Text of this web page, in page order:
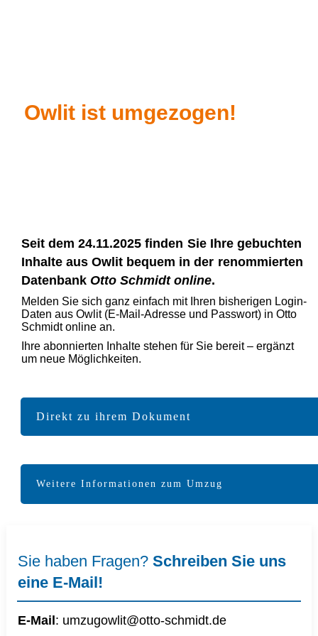
Owlit ist umgezogen!
Seit dem 24.11.2025 finden Sie Ihre gebuchten
Inhalte aus Owlit bequem in der renommierten
Datenbank Otto Schmidt online.
Melden Sie sich ganz einfach mit Ihren bisherigen Login-
Daten aus Owlit (E-Mail-Adresse und Passwort) in Otto
Schmidt online an.
Ihre abonnierten Inhalte stehen für Sie bereit – ergänzt
um neue Möglichkeiten.
Direkt zu ihrem Dokument
Weitere Informationen zum Umzug
Sie haben Fragen? Schreiben Sie uns
eine E-Mail!
E-Mail : umzugowlit@otto-schmidt.de